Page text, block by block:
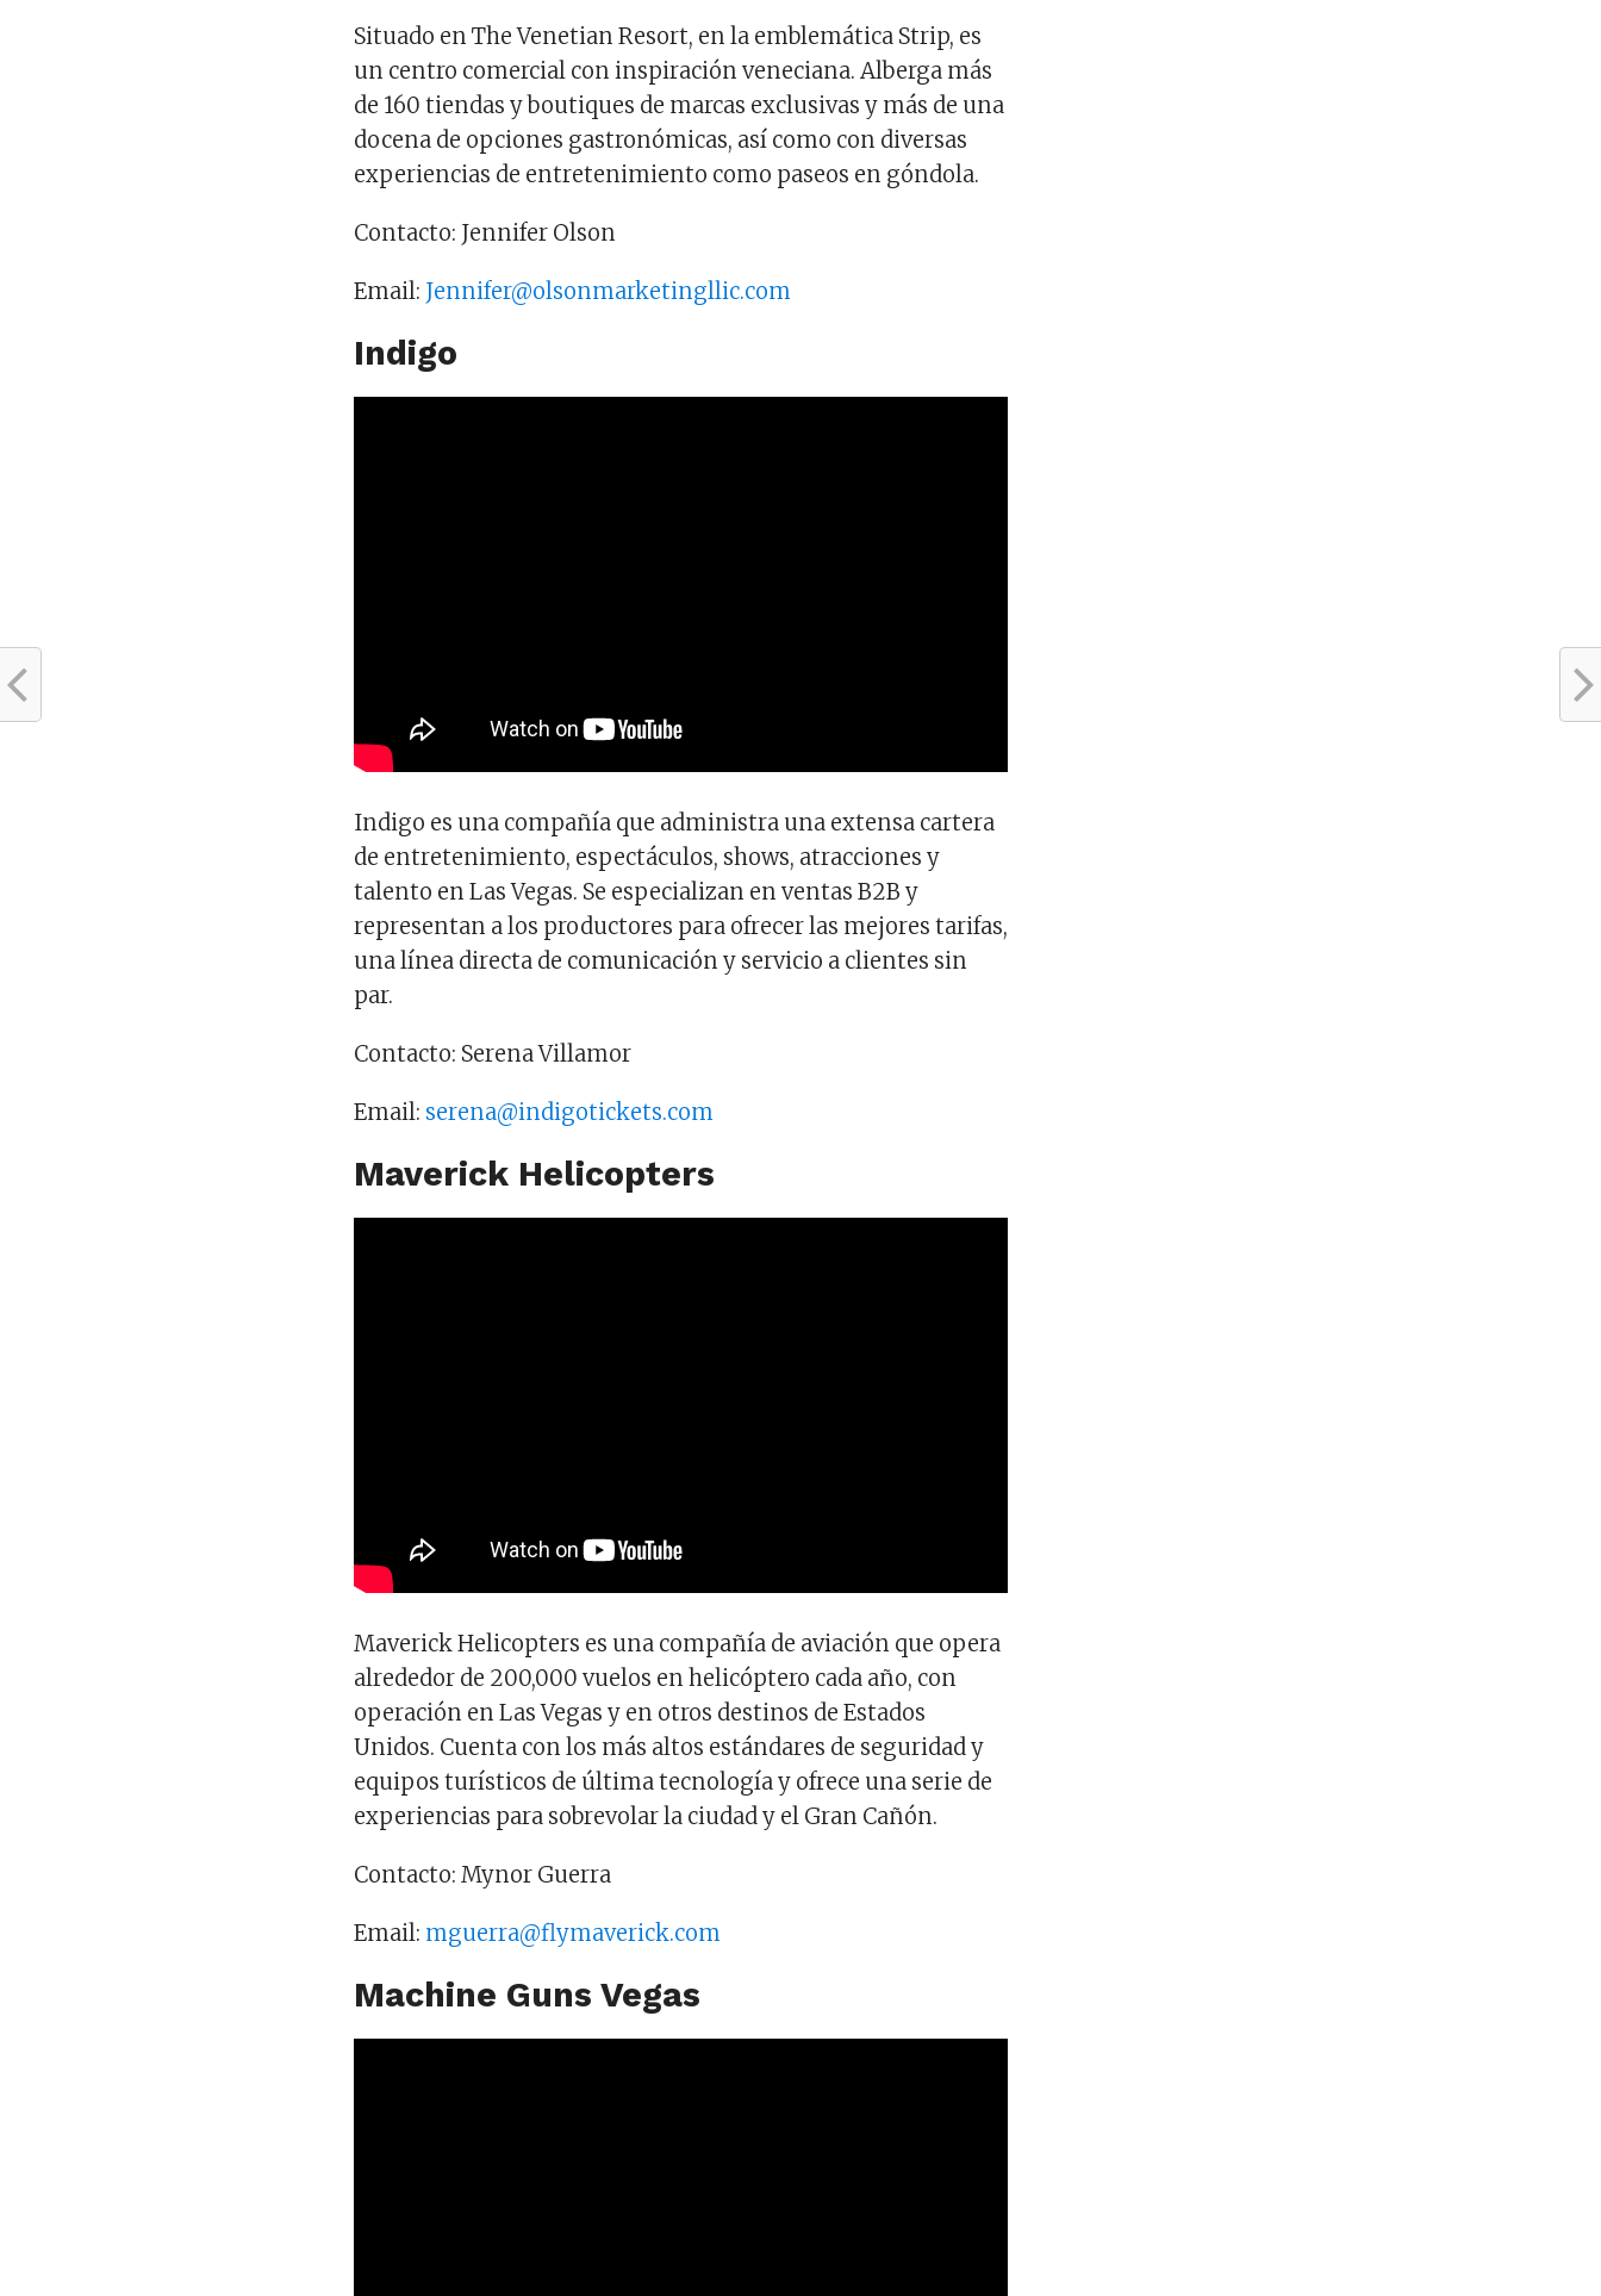
Situado en The Venetian Resort, en la emblemática Strip, es
un centro comercial con inspiración veneciana. Alberga más
de 160 tiendas y boutiques de marcas exclusivas y más de una
docena de opciones gastronómicas, así como con diversas
experiencias de entretenimiento como paseos en góndola.
Contacto: Jennifer Olson
Email: Jennifer@olsonmarketingllic.com
Indigo
Indigo es una compañía que administra una extensa cartera
de entretenimiento, espectáculos, shows, atracciones y
talento en Las Vegas. Se especializan en ventas B2B y
representan a los productores para ofrecer las mejores tarifas,
una línea directa de comunicación y servicio a clientes sin
par.
Contacto: Serena Villamor
Email: serena@indigotickets.com
Maverick Helicopters
Maverick Helicopters es una compañía de aviación que opera
alrededor de 200,000 vuelos en helicóptero cada año, con
operación en Las Vegas y en otros destinos de Estados
Unidos. Cuenta con los más altos estándares de seguridad y
equipos turísticos de última tecnología y ofrece una serie de
experiencias para sobrevolar la ciudad y el Gran Cañón.
Contacto: Mynor Guerra
Email: mguerra@flymaverick.com
Machine Guns Vegas